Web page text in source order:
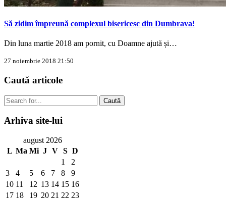
Să zidim împreună complexul bisericesc din Dumbrava!
Din luna martie 2018 am pornit, cu Doamne ajută și…
27 noiembrie 2018 21:50
Caută articole
Caută
Arhiva site-lui
august 2026
L Ma Mi J V S D
1
2
3
4 5 6 7 8
9
10 11 12 13 14 15 16
17 18 19 20 21 22 23